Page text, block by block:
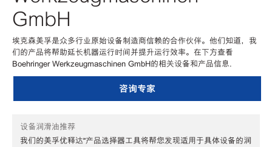
GmbH
埃克森美孚是众多行业原始设备制造商信赖的合作伙伴。他们知道，我
们的产品将帮助延长机器运行时间并提升运行效率。在下方查看
Boehringer Werkzeugmaschinen GmbH的相关设备和产品信息.
咨询专家
设备润滑油推荐
我们的美孚优释达℠产品选择器工具将帮您发现适用于具体设备的润